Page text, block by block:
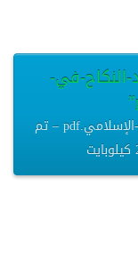
النكاح-في-
أحكام-الشهادة-على-عقد-النكاح-في-الفقه-الإسلامي.pdf – تم